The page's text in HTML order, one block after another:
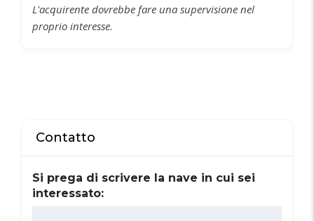
L'acquirente dovrebbe fare una supervisione nel
proprio interesse.
Contatto
Si prega di scrivere la nave in cui sei
interessato: